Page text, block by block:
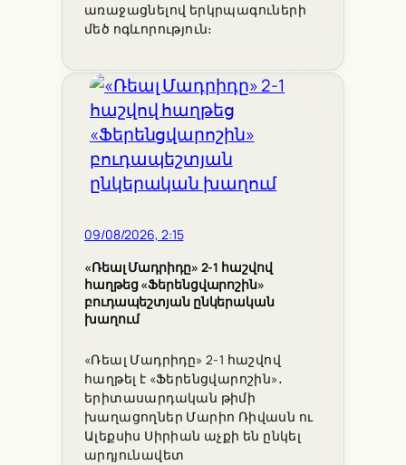
առաջացնելով երկրպագուների
մեծ ոգևորություն։
09/08/2026, 2:15
«Ռեալ Մադրիդը» 2-1 հաշվով
հաղթեց «Ֆերենցվարոշին»
բուդապեշտյան ընկերական
խաղում
«Ռեալ Մադրիդը» 2-1 հաշվով
հաղթել է «Ֆերենցվարոշին»․
երիտասարդական թիմի
խաղացողներ Մարիո Ռիվասն ու
Ալեքսիս Սիրիան աչքի են ընկել
արդյունավետ